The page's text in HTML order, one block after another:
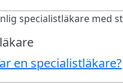
en specialistläkare?